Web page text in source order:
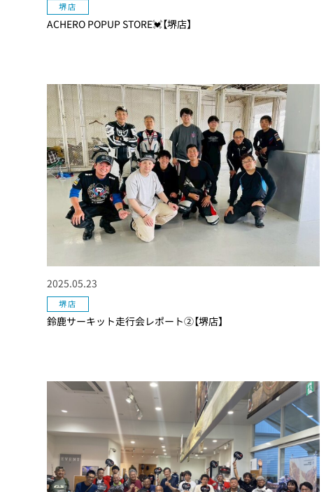
ACHERO POPUP STORE💓【堺店】
堺店
鈴鹿サーキット走行会レポート②【堺店】
2025.05.23
堺店